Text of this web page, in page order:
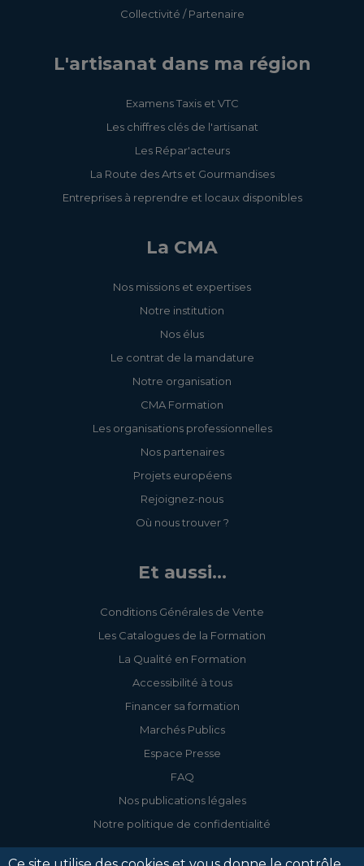
Collectivité / Partenaire
L'artisanat dans ma région
Examens Taxis et VTC
Les chiffres clés de l'artisanat
Les Répar'acteurs
La Route des Arts et Gourmandises
Entreprises à reprendre et locaux disponibles
La CMA
Nos missions et expertises
Notre institution
Nos élus
Le contrat de la mandature
Notre organisation
CMA Formation
Les organisations professionnelles
Nos partenaires
Projets européens
Rejoignez-nous
Où nous trouver ?
Et aussi...
Conditions Générales de Vente
Les Catalogues de la Formation
La Qualité en Formation
Accessibilité à tous
Financer sa formation
Marchés Publics
Espace Presse
FAQ
Nos publications légales
Notre politique de confidentialité